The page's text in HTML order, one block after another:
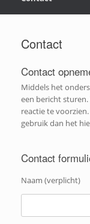
Contact
Contact
Middels het
een bericht
reactie te
gebruik dan het
Contact
Naam (verplicht)